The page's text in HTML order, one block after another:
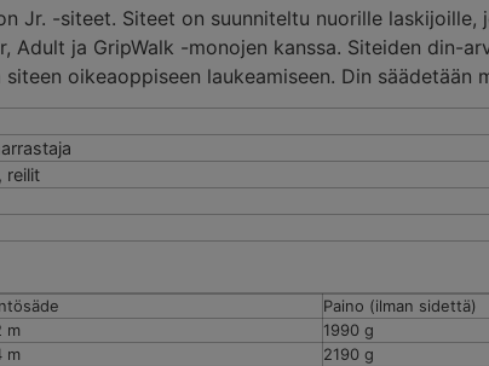
Jr. -siteet. Siteet on suunniteltu nuorille
Adult ja GripWalk -monojen kanssa. Siteiden din-
oikeaoppiseen laukeamiseen. Din säädetään
reilit
Paino (ilman sidettä)
m
1990 g
m
2190 g